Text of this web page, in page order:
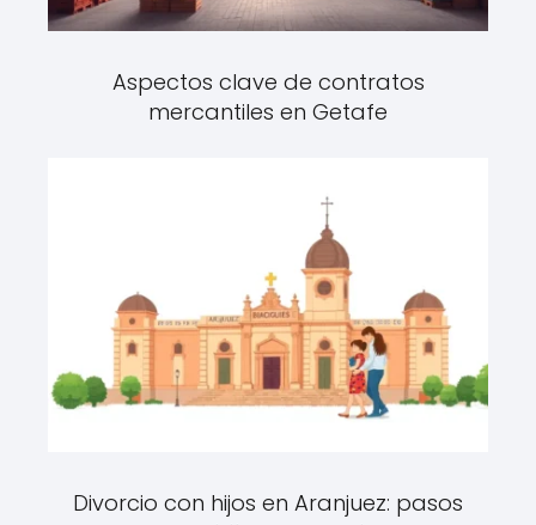
Aspectos clave de contratos
mercantiles en Getafe
Divorcio con hijos en Aranjuez: pasos